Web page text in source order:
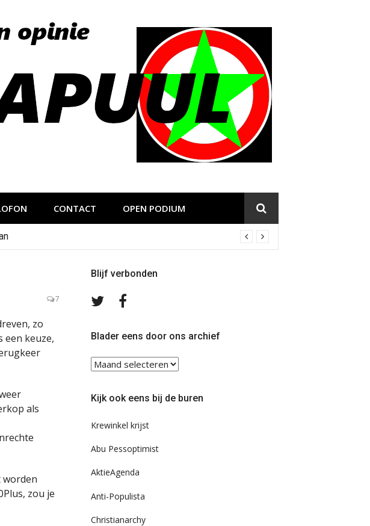
CONTACT OPEN PODIUM
7
zo
een keuze,
als
worden
zou je
Blijf verbonden
Volg
TwitterFacebook
Blader eens door ons archief
Blader
eens
ons
Kijk ook eens bij de buren
Krewinkel krijst
Abu Pessoptimist
AktieAgenda
Anti-Populista
Christianarchy